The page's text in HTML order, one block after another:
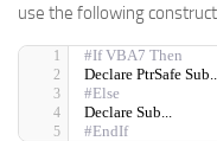
use the following
#If VBA7 Then
Declare PtrSafe Sub...
#Else
Declare Sub...
#EndIf